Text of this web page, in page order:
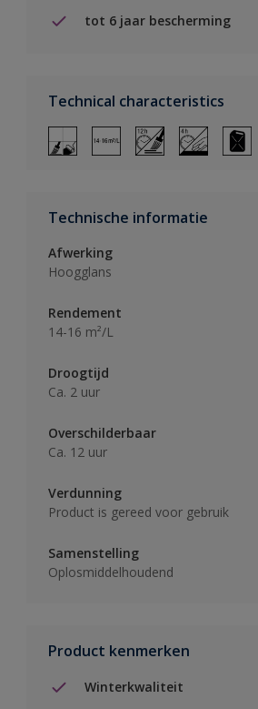
tot 6 jaar bescherming
Technical characteristics
Technische informatie
Afwerking
Hoogglans
Rendement
14-16 m²/L
Droogtijd
Ca. 2 uur
Overschilderbaar
Ca. 12 uur
Verdunning
Product is gereed voor gebruik
Samenstelling
Oplosmiddelhoudend
Product kenmerken
Winterkwaliteit